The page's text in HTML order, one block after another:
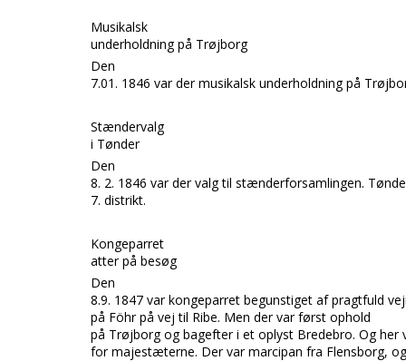
Musikalsk
underholdning på Trøjborg
Den
7.01. 1846 var der musikalsk underholdning på
Stændervalg
i Tønder
Den
8. 2. 1846 var der valg til stænderforsamlingen.
7. distrikt.
Kongeparret
atter på besøg
Den
8.9. 1847 var kongeparret begunstiget af pragtfuld
på Föhrpå vej til Ribe. Men der var først ophold
på Trøjborgog bagefter i et oplyst Bredebro. Og her
for majestæterne. Der var marcipan fra Flensborg,